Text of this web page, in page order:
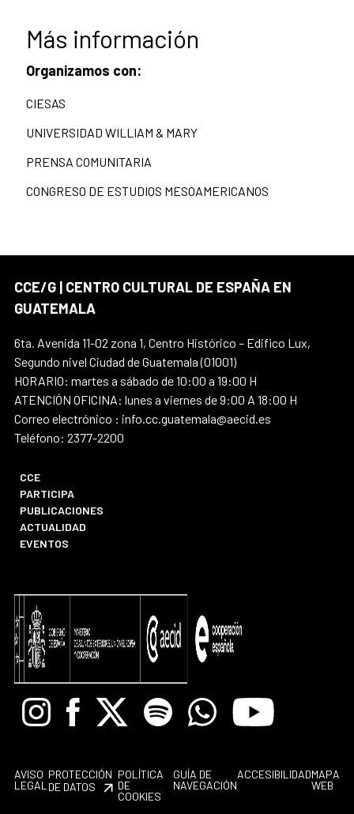
Más información
Organizamos con:
CIESAS
UNIVERSIDAD WILLIAM & MARY
PRENSA COMUNITARIA
CONGRESO DE ESTUDIOS MESOAMERICANOS
CCE/G | CENTRO CULTURAL DE ESPAÑA EN
GUATEMALA
6ta. Avenida 11-02 zona 1, Centro Histórico – Edifico Lux,
Segundo nivel Ciudad de Guatemala (01001)
HORARIO: martes a sábado de 10:00 a 19:00 H
ATENCIÓN OFICINA: lunes a viernes de 9:00 A 18:00 H
Correo electrónico : info.cc.guatemala@aecid.es
Teléfono: 2377-2200
CCE
PARTICIPA
PUBLICACIONES
ACTUALIDAD
EVENTOS
InstagramFacebook
X Spotify WhatsappYoutube
AVISO
LEGAL
PROTECCIÓN
DE DATOS
POLÍTICA
DE
COOKIES
GUÍA DE
NAVEGACIÓN
ACCESIBILIDADMAPA
WEB